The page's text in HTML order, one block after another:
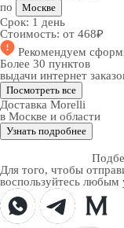
по
Москве
Срок: 1 день
Стоимость: от 468₽
Рекомендуем
Более 30 пунктов
выдачи интернет
Посмотреть все
Доставка Morelli
в Москве и области
Узнать подробнее
Для того, чтобы
воспользуйтесь